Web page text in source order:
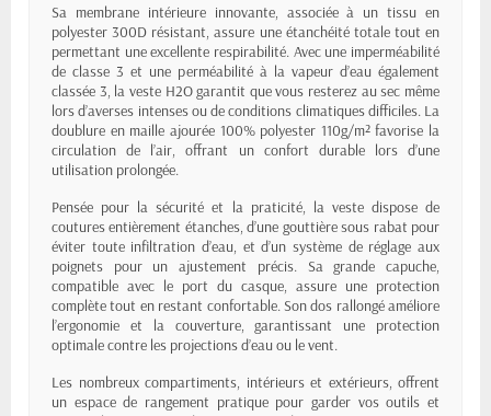
Sa membrane intérieure innovante, associée à un tissu en
polyester 300D résistant, assure une étanchéité totale tout en
permettant une excellente respirabilité. Avec une imperméabilité
de classe 3 et une perméabilité à la vapeur d’eau également
classée 3, la veste H2O garantit que vous resterez au sec même
lors d’averses intenses ou de conditions climatiques difficiles. La
doublure en maille ajourée 100% polyester 110g/m² favorise la
circulation de l’air, offrant un confort durable lors d’une
utilisation prolongée.
Pensée pour la sécurité et la praticité, la veste dispose de
coutures entièrement étanches, d’une gouttière sous rabat pour
éviter toute infiltration d’eau, et d’un système de réglage aux
poignets pour un ajustement précis. Sa grande capuche,
compatible avec le port du casque, assure une protection
complète tout en restant confortable. Son dos rallongé améliore
l’ergonomie et la couverture, garantissant une protection
optimale contre les projections d’eau ou le vent.
Les nombreux compartiments, intérieurs et extérieurs, offrent
un espace de rangement pratique pour garder vos outils et